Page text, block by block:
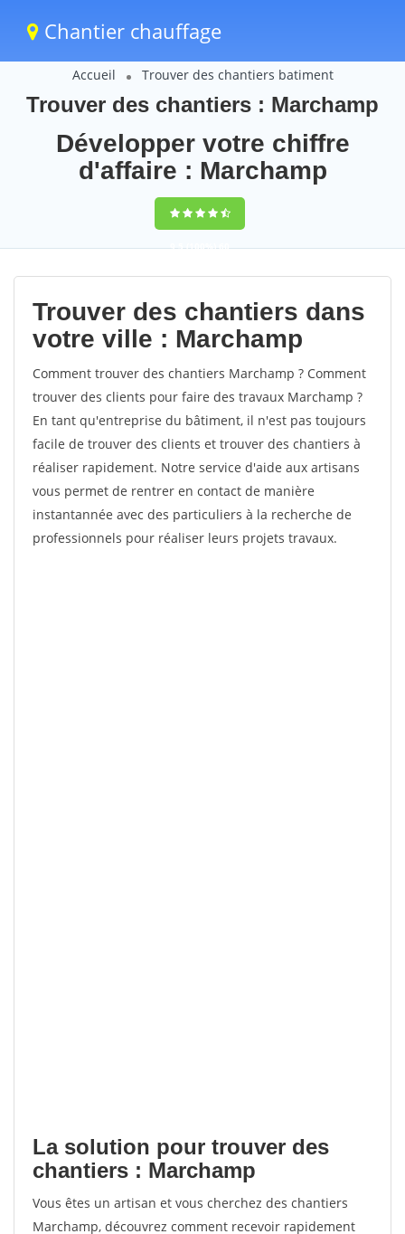
Chantier chauffage
Accueil Trouver des chantiers batiment
Trouver des chantiers : Marchamp
Développer votre chiffre
d'affaire : Marchamp
9,5(100%)60
votes
Trouver des chantiers dans
votre ville : Marchamp
Comment trouver des chantiers Marchamp ? Comment
trouver des clients pour faire des travaux Marchamp ?
En tant qu'entreprise du bâtiment, il n'est pas toujours
facile de trouver des clients et trouver des chantiers à
réaliser rapidement. Notre service d'aide aux artisans
vous permet de rentrer en contact de manière
instantannée avec des particuliers à la recherche de
professionnels pour réaliser leurs projets travaux.
La solution pour trouver des
chantiers : Marchamp
Vous êtes un artisan et vous cherchez des chantiers
Marchamp, découvrez comment recevoir rapidement